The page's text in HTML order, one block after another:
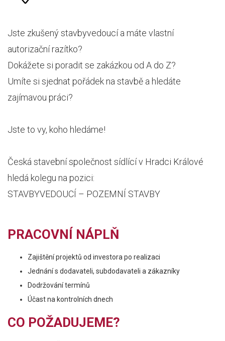
Jste zkušený stavbyvedoucí a máte vlastní
autorizační razítko?
Dokážete si poradit se zakázkou od A do Z?
Umíte si sjednat pořádek na stavbě a hledáte
zajímavou práci?
Jste to vy, koho hledáme!
Česká stavební společnost sídlící v Hradci Králové
hledá kolegu na pozici:
STAVBYVEDOUCÍ – POZEMNÍ STAVBY
PRACOVNÍ NÁPLŇ
Zajištění projektů od investora po realizaci
Jednání s dodavateli, subdodavateli a zákazníky
Dodržování termínů
Účast na kontrolních dnech
CO POŽADUJEME?